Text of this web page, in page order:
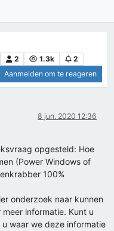
2 1.3k
2
Aanmelden om te reageren
8 jun. 2020 12:36
opgesteld: Hoe
(Power Windows of
100%
onderzoek naar kunnen
informatie. Kunt u
waar we deze informatie